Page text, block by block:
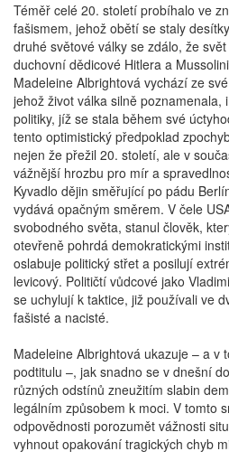
Téměř celé 20. století probíhalo ve
fašismem, jehož obětí se staly
druhé světové války se zdálo, že
duchovní dědicové Hitlera a
Madeleine Albrightová vychází ze
jehož život válka silně poznamenala,
politiky, jíž se stala během své
tento optimistický předpoklad
nejen že přežil 20. století, ale v
vážnější hrozbu pro mír a
Kyvadlo dějin směřující po pádu
vydává opačným směrem. V čele
svobodného světa, stanul člověk,
otevřeně pohrdá demokratickými
oslabuje politický střet a posilují
levicový. Političtí vůdcové jako
se uchylují k taktice, již používali ve
fašisté a nacisté.
Madeleine Albrightová ukazuje – a v
podtitulu –, jak snadno se v dnešní
různých odstínů zneužitím slabin
legálním způsobem k moci. V tomto
odpovědnosti porozumět vážnosti
vyhnout opakování tragických chyb